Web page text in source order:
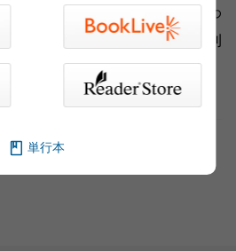
け取材の仕方、部内での打ち合わ
労など、まさにこれこそが「週刊
単行本